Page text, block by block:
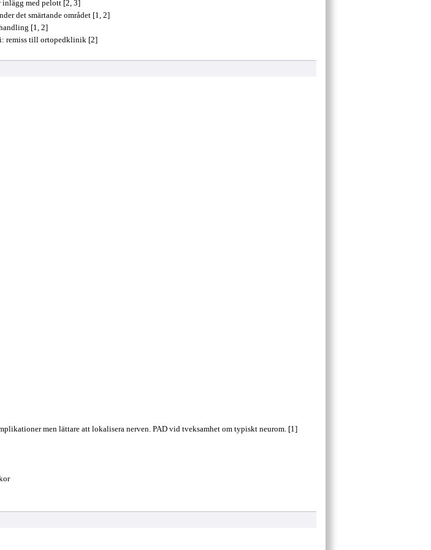
inlägg med pelott [2, 3]
det smärtande området [1, 2]
[1, 2]
remiss till ortopedklinik [2]
men lättare att lokalisera nerven. PAD vid tveksamhet om typiskt neurom. [1]